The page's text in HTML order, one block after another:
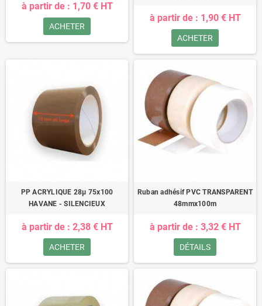
à partir de : 1,70 € HT
ACHETER
à partir de : 1,90 € HT
ACHETER
PP ACRYLIQUE 28µ 75x100
HAVANE - SILENCIEUX
à partir de : 2,38 € HT
ACHETER
Ruban adhésif PVC TRANSPARENT
48mmx100m
à partir de : 3,32 € HT
DÉTAILS